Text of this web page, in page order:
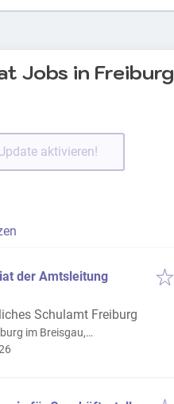
Jobs in Freiburg
aktivieren!
der Amtsleitung
Schulamt Freiburg
im Breisgau,